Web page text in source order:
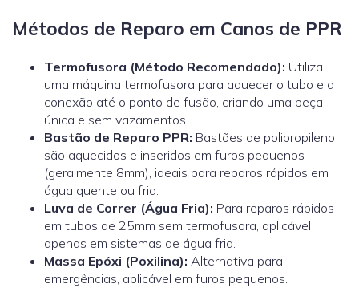
Métodos de Reparo em Canos de PPR
Termofusora (Método Recomendado): Utiliza
uma máquina termofusora para aquecer o tubo e a
conexão até o ponto de fusão, criando uma peça
única e sem vazamentos.
Bastão de Reparo PPR: Bastões de polipropileno
são aquecidos e inseridos em furos pequenos
(geralmente 8mm), ideais para reparos rápidos em
água quente ou fria.
Luva de Correr (Água Fria): Para reparos rápidos
em tubos de 25mm sem termofusora, aplicável
apenas em sistemas de água fria.
Massa Epóxi (Poxilina): Alternativa para
emergências, aplicável em furos pequenos.